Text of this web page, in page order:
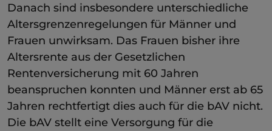
Danach sind insbesondere unterschiedliche
Altersgrenzenregelungen für Männer und
Frauen unwirksam. Das Frauen bisher ihre
Altersrente aus der Gesetzlichen
Rentenversicherung mit 60 Jahren
beanspruchen konnten und Männer erst ab 65
Jahren rechtfertigt dies auch für die bAV nicht.
Die bAV stellt eine Versorgung für die